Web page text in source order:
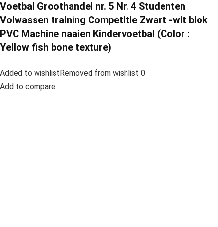
Voetbal Groothandel nr. 5 Nr. 4 Studenten
Volwassen training Competitie Zwart -wit blok
PVC Machine naaien Kindervoetbal (Color :
Yellow fish bone texture)
Added to wishlistRemoved from wishlist 0
Add to compare